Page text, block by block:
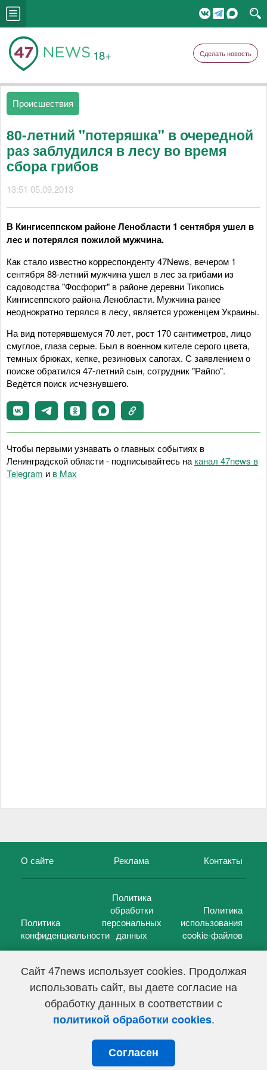
Сайт 47news использует cookies. Продолжая
использовать сайт, вы даете согласие на
обработку данных в соответствии с
политикой обработки cookies.
Согласен
18+ Сделать новость
Происшествия
80-летний "потеряшка" в очередной
раз заблудился в лесу во время
сбора грибов
13:51 05.09.2013
В Кингисеппском районе Ленобласти 1 сентября ушел в
лес и потерялся пожилой мужчина.
Как стало известно корреспонденту 47News, вечером 1
сентября 88-летний мужчина ушел в лес за грибами из
садоводства "Фосфорит" в районе деревни Тикопись
Кингисеппского района Ленобласти. Мужчина ранее
неоднократно терялся в лесу, является уроженцем Украины.
На вид потерявшемуся 70 лет, рост 170 сантиметров, лицо
смуглое, глаза серые. Был в военном кителе серого цвета,
темных брюках, кепке, резиновых сапогах. С заявлением о
поиске обратился 47-летний сын, сотрудник "Райпо".
Ведётся поиск исчезнувшего.
Чтобы первыми узнавать о главных событиях в
Ленинградской области - подписывайтесь на канал 47news в
Telegram и в Maх
О сайте Реклама Контакты
Политика
конфиденциальности
Политика
обработки
персональных
данных
Политика
использования
cookie-файлов
47 новостей (47 news)2005 — 2026 г.
Свидетельство о регистрации СМИ Эл № ФС 77-39848, выдано
Федеральной службой по надзору в сфере связи,
информационных технологий и массовых коммуникаций